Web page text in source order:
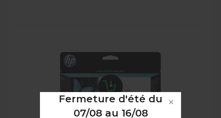
Fermeture d'été du
07/08 au 16/08